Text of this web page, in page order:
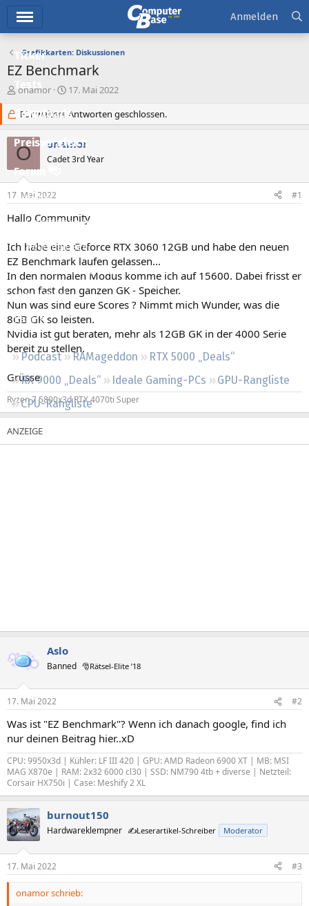
Ticker
Downloads
Preisvergleich
Forum
Aktuelles
Empfohlene Inhalte
Neue Beiträge
Neueste Aktivitäten
Leserartikel
Regeln
Podcast RAMageddon
RTX 5000 „Deals“
RX 9000 „Deals“
Ideale Gaming-PCs
GPU-Rangliste
CPU-Rangliste
Anmelden
Grafikkarten: Diskussionen
EZ Benchmark
E
s
t
e
l
e
onamor
E
s
t
l
l
m
17. Mai 2022
Für weitere Antworten geschlossen.
O onamor
Cadet 3rd Year
17. Mai 2022 #1
Hallo Community
Ich habe eine Geforce RTX 3060 12GB und habe den neuen
EZ Benchmark laufen gelassen...
In den normalen Modus komme ich auf 15600. Dabei frisst er
schon fast den ganzen GK - Speicher.
Nun was sind eure Scores ? Nimmt mich Wunder, was die
8GB GK so leisten.
Nvidia ist gut beraten, mehr als 12GB GK in der 4000 Serie
bereit zu stellen.
Grüsse
Ryzen 7 5800x3d RTX 4070ti Super
Aslo
Banned 🎅Rätsel-Elite ’18
17. Mai 2022 #2
Was ist "EZ Benchmark"? Wenn ich danach google, find ich
nur deinen Beitrag hier..xD
CPU: 9950x3d | Kühler: LF III 420 | GPU: AMD Radeon 6900 XT | MB: MSI
MAG X870e | RAM: 2x32 6000 cl30 | SSD: NM790 4tb + diverse | Netzteil:
Corsair HX750i | Case: Meshify 2 XL
burnout150
Hardwareklempner ✍️Leserartikel-Schreiber Moderator
17. Mai 2022 #3
onamor schrieb: